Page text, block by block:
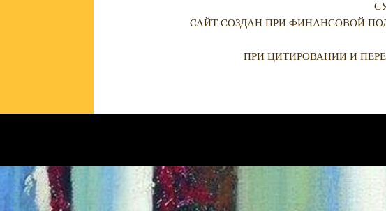
САЙТ СОЗДАН ПРИ ФИНАНСОВОЙ
ПРИ ЦИТИРОВАНИИ И